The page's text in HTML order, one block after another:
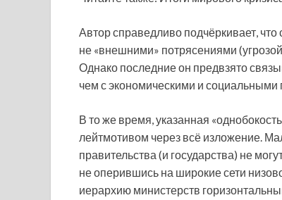
Автор справедливо подчёркивает,
не «внешними» потрясениями
Однако последние он предвзято
чем с экономическими и социальными
В то же время, указанная
лейтмотивом через всё изложение.
правительства (и государства) не
не оперившись на широкие сети
иерархию министерств